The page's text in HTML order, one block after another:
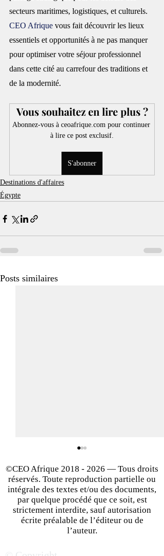
secteurs maritimes, logistiques, et culturels.
CEO Afrique vous fait découvrir les lieux
essentiels et opportunités à ne pas manquer
pour optimiser votre séjour professionnel
dans cette cité au carrefour des traditions et
de la modernité.
Vous souhaitez en lire plus ?
Abonnez-vous à ceoafrique.com pour continuer
à lire ce post exclusif.
S'abonner
Destinations d'affaires
Égypte
Posts similaires
Business en Afrique : les
©CEO Afrique 2018 - 2026 — Tous droits
réservés. Toute reproduction partielle ou
intégrale des textes et/ou des documents,
par quelque procédé que ce soit, est
strictement interdite, sauf autorisation
écrite préalable de l’éditeur ou de
l’auteur.